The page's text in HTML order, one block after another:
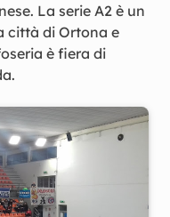
La serie A2 è un
città di Ortona e
è fiera di